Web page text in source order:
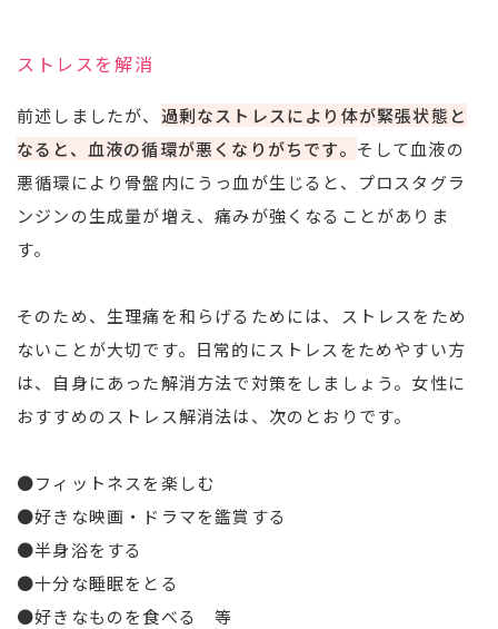
ストレスを解消
前述しましたが、 過剰なストレスにより体が緊張状態と
なると、血液の循環が悪くなりがちです。 そして血液の
悪循環により骨盤内にうっ血が生じると、プロスタグラ
ンジンの生成量が増え、痛みが強くなることがありま
す。
そのため、生理痛を和らげるためには、ストレスをため
ないことが大切です。日常的にストレスをためやすい方
は、自身にあった解消方法で対策をしましょう。女性に
おすすめのストレス解消法は、次のとおりです。
●フィットネスを楽しむ
●好きな映画・ドラマを鑑賞する
●半身浴をする
●十分な睡眠をとる
●好きなものを食べる 等